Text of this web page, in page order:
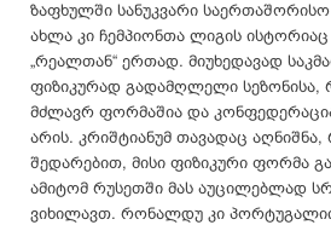
ზაფხულში სანუკვარი
ახლა კი ჩემპიონთა ლიგის
„რეალთან“ ერთად. მიუხედავად
ფიზიკურად გადამღლელი სეზონისა,
მძლავრ ფორმაშია და
არის. კრიშტიანუმ თავადაც
შედარებით, მისი ფიზიკური ფორმა
ამიტომ რუსეთში მას აუცილებლად
ვიხილავთ. რონალდუ კი